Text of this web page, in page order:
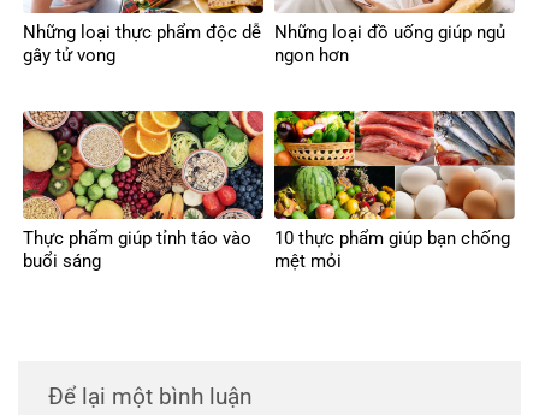
Những loại thực phẩm độc dễ
gây tử vong
Những loại đồ uống giúp ngủ
ngon hơn
Thực phẩm giúp tỉnh táo vào
buổi sáng
10 thực phẩm giúp bạn chống
mệt mỏi
Để lại một bình luận